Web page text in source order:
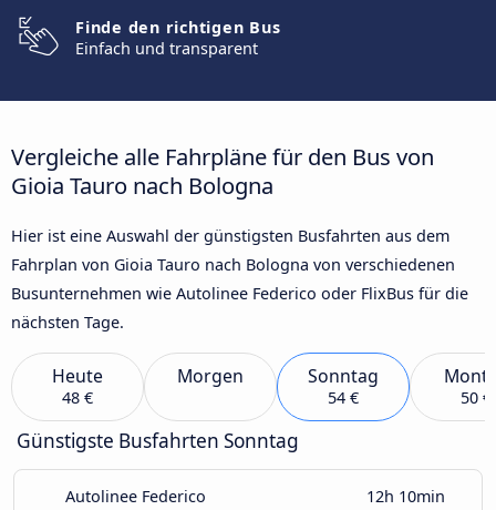
Finde den richtigen Bus
Einfach und transparent
Vergleiche alle Fahrpläne für den Bus von
Gioia Tauro nach Bologna
Hier ist eine Auswahl der günstigsten Busfahrten aus dem
Fahrplan von Gioia Tauro nach Bologna von verschiedenen
Busunternehmen wie Autolinee Federico oder FlixBus für die
nächsten Tage.
Heute
48 €
Morgen Sonntag
54 € 50 €
Günstigste Busfahrten Sonntag
Autolinee Federico 12h 10min